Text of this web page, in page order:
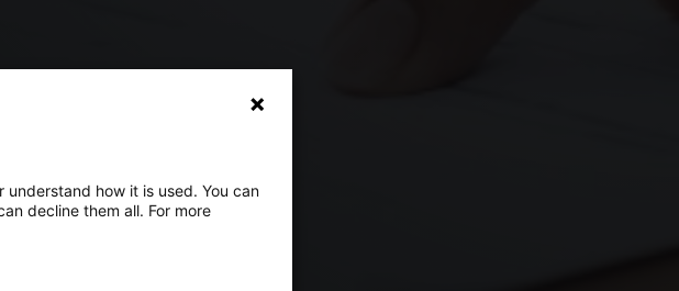
how it is used. You can
decline them all. For more